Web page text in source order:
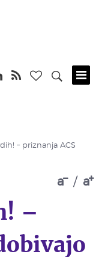
– priznanja ACS
a / a
–